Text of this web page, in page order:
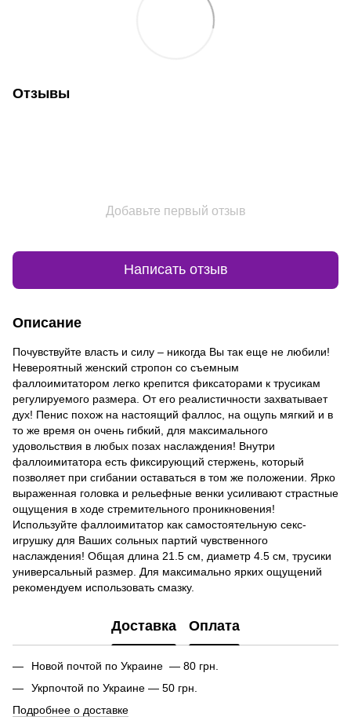
Отзывы
Добавьте первый отзыв
Написать отзыв
Описание
Почувствуйте власть и силу – никогда Вы так еще не любили!
Невероятный женский стропон со съемным
фаллоимитатором легко крепится фиксаторами к трусикам
регулируемого размера. От его реалистичности захватывает
дух! Пенис похож на настоящий фаллос, на ощупь мягкий и в
то же время он очень гибкий, для максимального
удовольствия в любых позах наслаждения! Внутри
фаллоимитатора есть фиксирующий стержень, который
позволяет при сгибании оставаться в том же положении. Ярко
выраженная головка и рельефные венки усиливают страстные
ощущения в ходе стремительного проникновения!
Используйте фаллоимитатор как самостоятельную секс-
игрушку для Ваших сольных партий чувственного
наслаждения! Общая длина 21.5 см, диаметр 4.5 см, трусики
универсальный размер. Для максимально ярких ощущений
рекомендуем использовать смазку.
Доставка Оплата
Новой почтой по Украине — 80 грн.
Укрпочтой по Украине — 50 грн.
Подробнее о доставке